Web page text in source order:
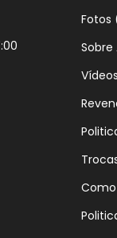
Fotos
Sobre